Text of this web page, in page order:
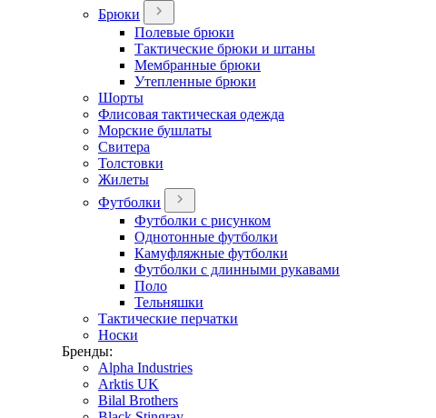
Брюки
Полевые брюки
Тактические брюки и штаны
Мембранные брюки
Утепленные брюки
Шорты
Флисовая тактическая одежда
Морские бушлаты
Свитера
Толстовки
Жилеты
Футболки
Футболки с рисунком
Однотонные футболки
Камуфляжные футболки
Футболки с длинными рукавами
Поло
Тельняшки
Тактические перчатки
Носки
Бренды:
Alpha Industries
Arktis UK
Bilal Brothers